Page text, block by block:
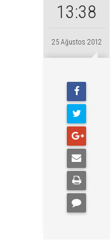
13:38
25 Ağustos 2012